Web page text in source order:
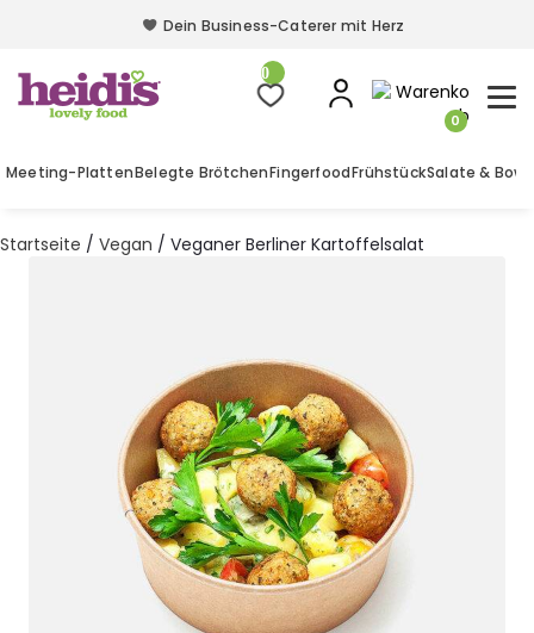
Dein Business-Caterer mit Herz
Dein Business-Caterer mit Herz
0
0
Meeting-PlattenBelegte BrötchenFingerfoodFrühstückSalate &
Startseite / Vegan / Veganer Berliner Kartoffelsalat